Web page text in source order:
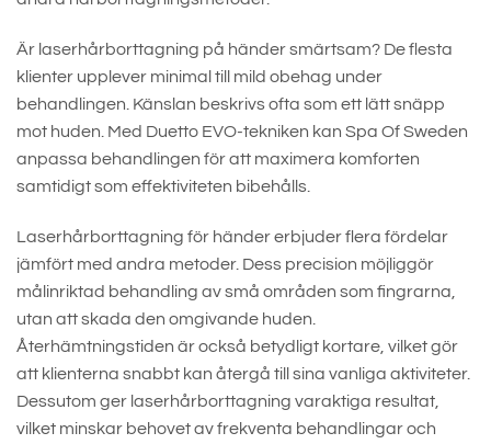
Är laserhårborttagning på händer smärtsam? De flesta
klienter upplever minimal till mild obehag under
behandlingen. Känslan beskrivs ofta som ett lätt snäpp
mot huden. Med Duetto EVO-tekniken kan Spa Of Sweden
anpassa behandlingen för att maximera komforten
samtidigt som effektiviteten bibehålls.
Laserhårborttagning för händer erbjuder flera fördelar
jämfört med andra metoder. Dess precision möjliggör
målinriktad behandling av små områden som fingrarna,
utan att skada den omgivande huden.
Återhämtningstiden är också betydligt kortare, vilket gör
att klienterna snabbt kan återgå till sina vanliga aktiviteter.
Dessutom ger laserhårborttagning varaktiga resultat,
vilket minskar behovet av frekventa behandlingar och